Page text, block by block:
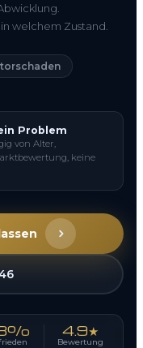
welchem Zustand.
Problem
von Alter,
keine
4.9★
Bewertung